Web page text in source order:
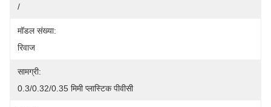
/
मॉडल संख्या:
रिवाज
सामग्री:
0.3/0.32/0.35 मिमी प्लास्टिक पीवीसी